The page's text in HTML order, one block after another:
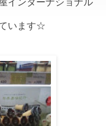
インターナショナル
います☆